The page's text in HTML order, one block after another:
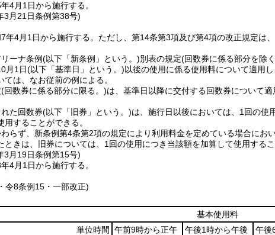
4月1日から施行する。
3月21日条例第38号)
年4月1日から施行する。 ただし、第14条第3項及び第4項の改正規定は
ーナ条例(以下「新条例」という。)別表の規定(回数券に係る部分を除
月1日(以下「基準日」という。)以後の使用に係る使用料について適用
は、なお従前の例による。
(回数券に係る部分に限る。)は、基準日以降に交付する回数券について
た回数券(以下「旧券」という。)は、施行日以後においては、1回の使
することができる。
らず、新条例第4条第2項の規定により利用料金を定めている場合にお
ときは、旧券については、1回の使用につき当該額を加算して使用するこ
3月19日条例第15号)
4月1日から施行する。
令8条例15・一部改正)
基本使用料
単位時間
午前9時から正午
午後1時から午後
午後